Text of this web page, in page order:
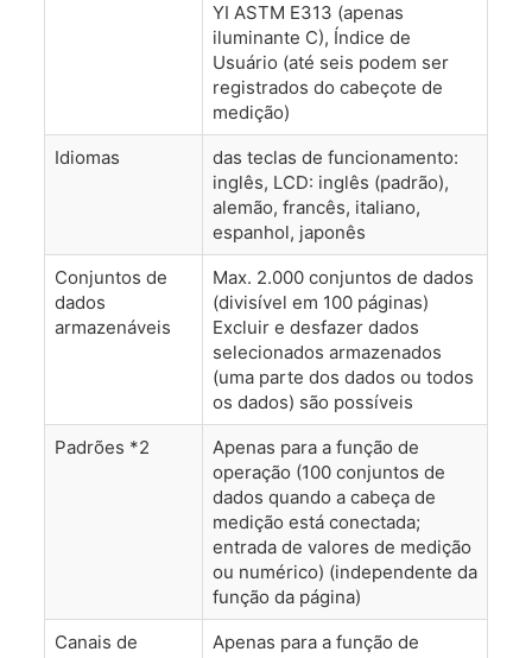
YI ASTM E313 (apenas
iluminante C), Índice de
Usuário (até seis podem ser
registrados do cabeçote de
medição)
Idiomas
das teclas de funcionamento:
inglês, LCD: inglês (padrão),
alemão, francês, italiano,
espanhol, japonês
Conjuntos de
dados
armazenáveis
Max. 2.000 conjuntos de dados
(divisível em 100 páginas)
Excluir e desfazer dados
selecionados armazenados
(uma parte dos dados ou todos
os dados) são possíveis
Padrões *2
Apenas para a função de
operação (100 conjuntos de
dados quando a cabeça de
medição está conectada;
entrada de valores de medição
ou numérico) (independente da
função da página)
Canais de
Apenas para a função de